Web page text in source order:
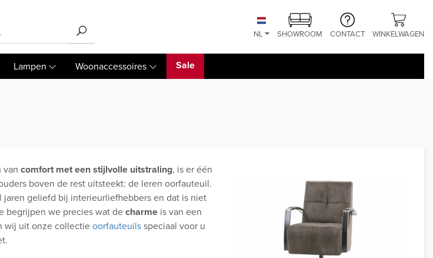
NL SHOWROOM CONTACT WINKELWAGEN
Lampen Woonaccessoires Sale
van comfort met een stijlvolle uitstraling, is er één
boven de rest uitsteekt: de leren oorfauteuil.
jaren geliefd bij interieurliefhebbers en dat is niet
begrijpen we precies wat decharme is van een
wij uit onze collectieoorfauteuilsspeciaal voor u